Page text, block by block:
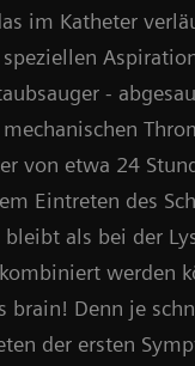
im Katheter
-
von etwa 24
Eintreten des
bleibt als bei der
werden
brain! Denn je
der ersten